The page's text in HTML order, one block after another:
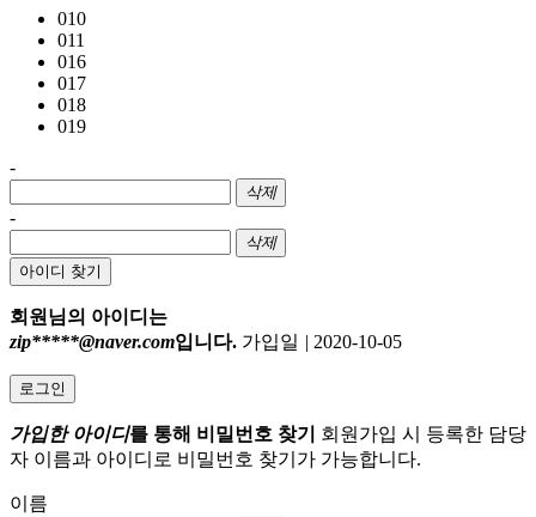
010
011
016
017
018
019
-
삭제
-
삭제
아이디 찾기
회원님의 아이디는
zip*****@naver.com입니다. 가입일 | 2020-10-05
로그인
가입한 아이디를 통해 비밀번호 찾기
회원가입 시 등록한 담당
자 이름과 아이디로 비밀번호 찾기가 가능합니다.
이름